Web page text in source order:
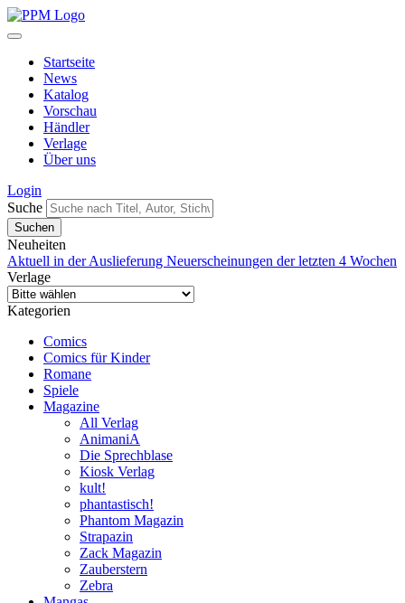
Startseite
News
Katalog
Vorschau
Händler
Verlage
Über uns
Login
Suche
Neuheiten
Aktuell in der Auslieferung Neuerscheinungen der letzten 4 Wochen
Verlage
Kategorien
Comics
Comics für Kinder
Romane
Spiele
Magazine
All Verlag
AnimaniA
Die Sprechblase
Kiosk Verlag
kult!
phantastisch!
Phantom Magazin
Strapazin
Zack Magazin
Zauberstern
Zebra